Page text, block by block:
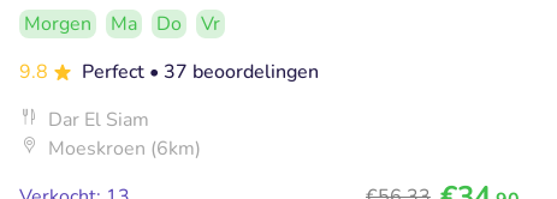
Morgen Ma Do
Vr
9.8
Perfect • 37 beoordelingen
Dar El Siam
Moeskroen (6km)